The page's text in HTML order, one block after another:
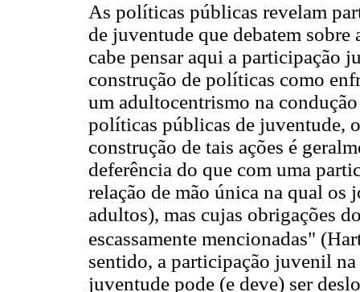
As políticas públicas revelam
de juventude que debatem
cabe pensar aqui a participação
construção de políticas como
um adultocentrismo na
políticas públicas de juventude,
construção de tais ações é
deferência do que com uma
relação de mão única na qual os
adultos), mas cujas obrigações
escassamente mencionadas"
sentido, a participação juvenil
juventude pode (e deve) ser